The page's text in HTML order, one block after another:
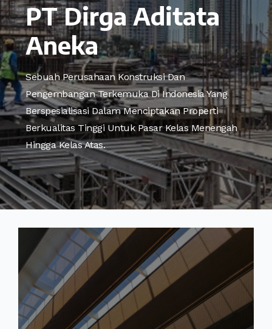
PT Dirga Aditata
Aneka
Sebuah Perusahaan Konstruksi Dan
Pengembangan Terkemuka Di Indonesia Yang
Berspesialisasi Dalam Menciptakan Properti
Berkualitas Tinggi Untuk Pasar Kelas Menengah
Hingga Kelas Atas.